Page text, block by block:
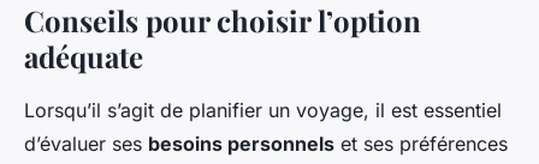
Conseils pour choisir l’option
adéquate
Lorsqu’il s’agit de planifier un voyage, il est essentiel
d’évaluer ses besoins personnels et ses préférences